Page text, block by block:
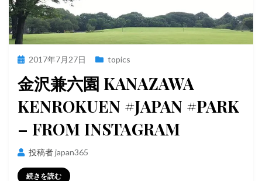
投
日:
2017年7月27日 topics
金沢兼六園 KANAZAWA
KENROKUEN #JAPAN #PARK
– FROM INSTAGRAM
投稿者japan365
続きを読む